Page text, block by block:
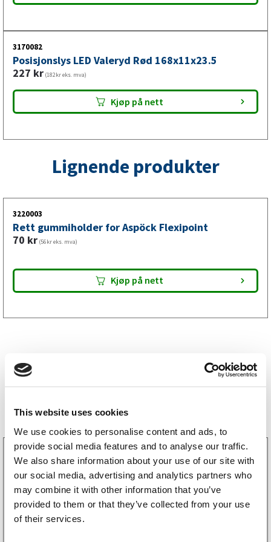
This website uses cookies
We use cookies to personalise content and ads, to
provide social media features and to analyse our traffic.
We also share information about your use of our site with
our social media, advertising and analytics partners who
may combine it with other information that you’ve
provided to them or that they’ve collected from your use
of their services.
Dette sidemarkeringslyset LED for tilhenger brukes til å
trafikken. Gjennom tydelig sidemarkeringslys forbedres
orienteringen for andre trafikanter ved for eksempel
3170082
Posisjonslys LED Valeryd Rød 168x11x23.5
227 kr (182kr eks. mva)
Kjøp på nett
Lignende produkter
3220003
Rett gummiholder for Aspöck Flexipoint
70 kr (56kr eks. mva)
Kjøp på nett
Bestselgere
3160052
LGF skilt Selvklebende
256kr(205kr eks. mva)